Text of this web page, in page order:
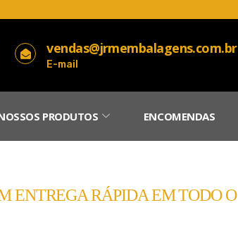
vendas@jrmembalagens.com.br
E-mail
PRODUTOS ENCOMENDAS
ENTREGA RÁPIDA EM TODO O